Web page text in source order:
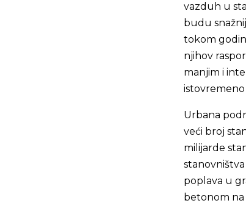
vazduh u
budu
tokom
njihov
manjim i
Urbana
veći broj
milijarde
poplava u
betonom na